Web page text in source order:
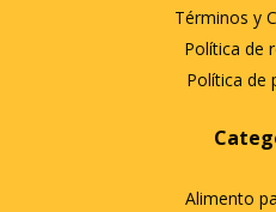
Términos y
Política de
Política de
Alimento